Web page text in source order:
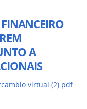
A
virtual (2).pdf